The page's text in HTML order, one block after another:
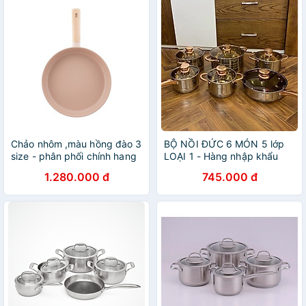
Chảo nhôm ,màu hồng đào 3
size - phân phối chính hang
1.280.000 đ
BỘ NỒI ĐỨC 6 MÓN 5 lớp
LOẠI 1 - Hàng nhập khẩu
745.000 đ